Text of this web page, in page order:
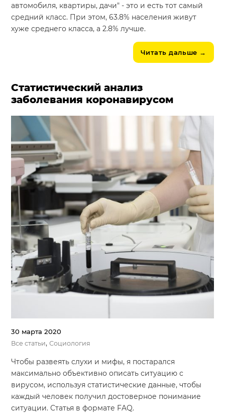
автомобиля, квартиры, дачи" - это и есть тот самый
средний класс. При этом, 63.8% населения живут
хуже среднего класса, а 2.8% лучше.
Читать дальше →
Статистический анализ
заболевания коронавирусом
30 марта 2020
Все статьи,Социология
Чтобы развеять слухи и мифы, я постарался
максимально объективно описать ситуацию с
вирусом, используя статистические данные, чтобы
каждый человек получил достоверное понимание
ситуации. Статья в формате FAQ.